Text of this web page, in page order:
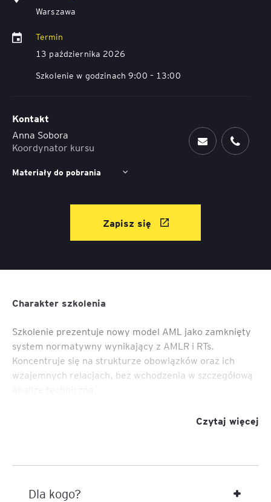
Charakter szkolenia
Szkolenie prezentuje nowy model AML jako zamknięty
system normatywny wynikający z AMLR i RTs.
Koncentruje się na strukturze obowiązków oraz ich
wzajemnych relacjach, bez wchodzenia w szczegółową
Czytaj więcej
Dla kogo?
Warszawa
Termin
13 października 2026
Szkolenie w godzinach 9:00 – 13:00
Kontakt
Anna Sobora
Koordynator kursu
Materiały do pobrania
Zapisz się